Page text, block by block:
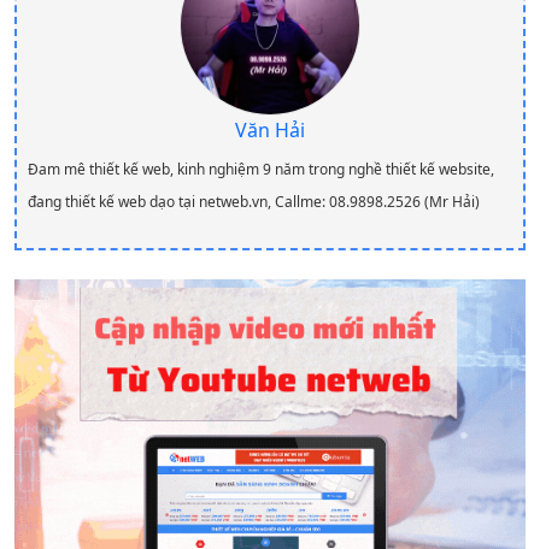
Văn Hải
Đam mê thiết kế web, kinh nghiệm 9 năm trong nghề thiết kế website,
đang thiết kế web dạo tại netweb.vn, Callme: 08.9898.2526 (Mr Hải)